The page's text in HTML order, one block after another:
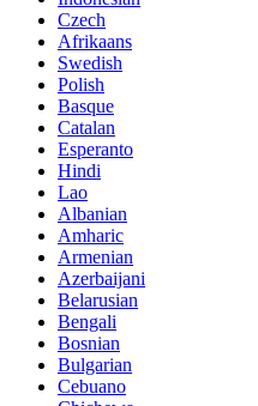
Czech
Afrikaans
Swedish
Polish
Basque
Catalan
Esperanto
Hindi
Lao
Albanian
Amharic
Armenian
Azerbaijani
Belarusian
Bengali
Bosnian
Bulgarian
Cebuano